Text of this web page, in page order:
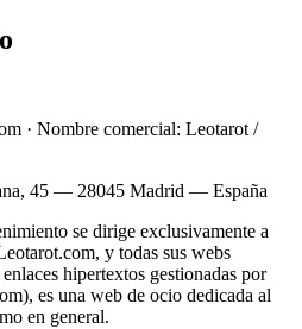
· Nombre comercial: Leotarot /
45 — 28045 Madrid — España
se dirige exclusivamente a
y todas sus webs
hipertextos gestionadas por
es una web de ocio dedicada al
en general.